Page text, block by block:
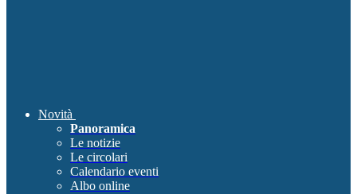
Novità
Panoramica
Le notizie
Le circolari
Calendario eventi
Albo online